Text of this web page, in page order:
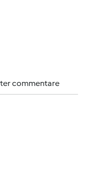
commentare